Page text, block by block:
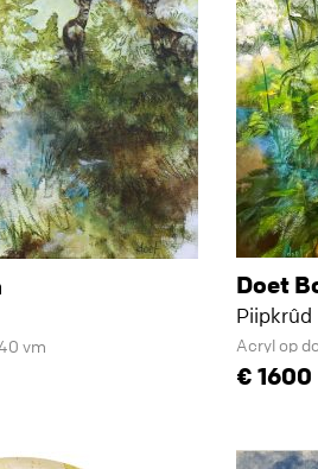
vm
Doet
Piipkrûd
Acryl op
1600